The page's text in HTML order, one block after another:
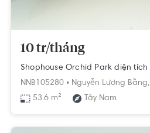
10 tr/tháng
NNB105280 • Nguyễn Lương Bằng,
53.6 m²
Tây Nam